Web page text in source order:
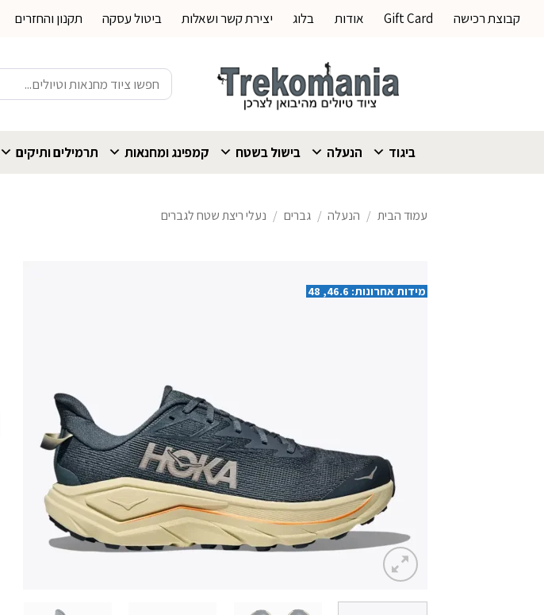
קבוצת רכישה Gift Card אודות בלוג יצירת קשר ושאלות ביטול עסקה תקנון והחזרים
חיפוש
עבור:
ביגוד הנעלה בישול בשטח קמפינג ומחנאות תרמילים ותיקים
עמוד הבית / הנעלה / גברים / נעלי ריצת שטח לגברים
מידות אחרונות: 46.6, 48